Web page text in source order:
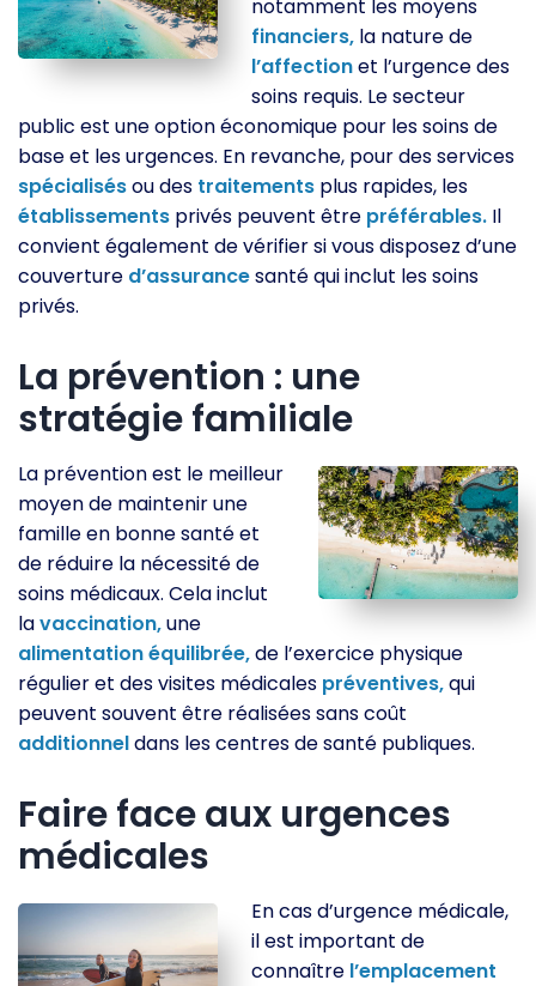
notamment les moyens
financiers, la nature de
l’affectionet l’urgence des
soins requis. Le secteur
public est une option économique pour les soins de
base et les urgences. En revanche, pour des services
spécialisésou des traitements plus rapides, les
établissements privés peuvent être préférables. Il
convient également de vérifier si vous disposez d’une
couverture d’assurancesanté qui inclut les soins
privés.
La prévention : une
stratégie familiale
La prévention est le meilleur
moyen de maintenir une
famille en bonne santé et
de réduire la nécessité de
soins médicaux. Cela inclut
lavaccination,une
alimentationéquilibrée,de l’exercice physique
régulier et des visites médicales préventives,qui
peuvent souvent être réalisées sans coût
additionneldans les centres de santé publiques.
Faire face aux urgences
médicales
En cas d’urgence médicale,
il est important de
connaître l’emplacement